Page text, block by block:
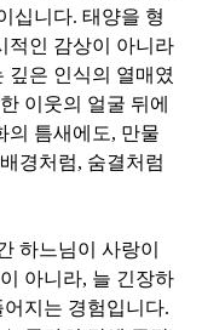
십니다.태양을 형
적인 감상이 아니라
깊은 인식의 열매였
이웃의 얼굴 뒤에
의 틈새에도, 만물
경처럼, 숨결처럼
하느님이 사랑이
아니라, 늘 긴장하
지는 경험입니다.